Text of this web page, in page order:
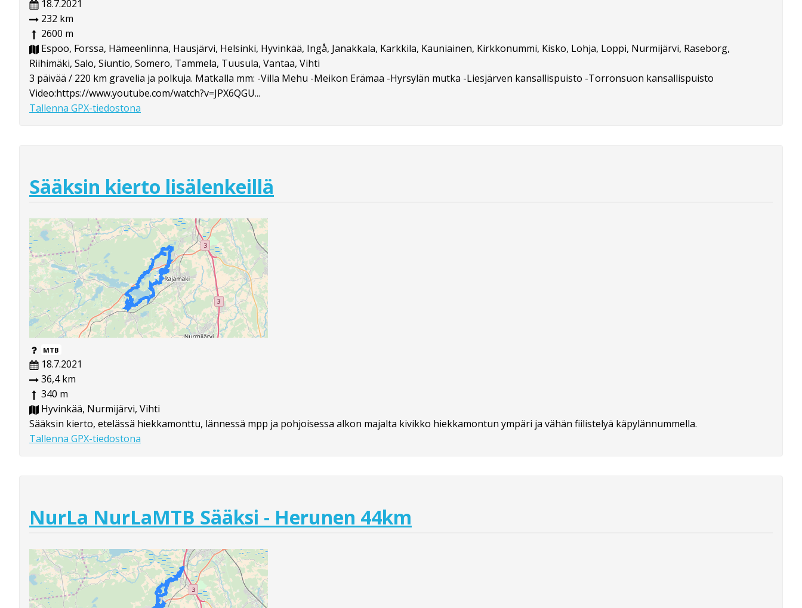
18.7.2021
232 km
2600 m
Espoo, Forssa, Hämeenlinna, Hausjärvi, Helsinki, Hyvinkää, Ingå, Janakkala, Karkkila, Kauniainen, Kirkkonummi, Kisko, Lohja, Loppi, Nurmijärvi, Raseborg,
Riihimäki, Salo, Siuntio, Somero, Tammela, Tuusula, Vantaa, Vihti
3 päivää / 220 km gravelia ja polkuja. Matkalla mm: -Villa Mehu -Meikon Erämaa -Hyrsylän mutka -Liesjärven kansallispuisto -Torronsuon kansallispuisto
Video:https://www.youtube.com/watch?v=JPX6QGU...
Tallenna GPX-tiedostona
Sääksin kierto lisälenkeillä
MTB
18.7.2021
36,4 km
340 m
Hyvinkää, Nurmijärvi, Vihti
Sääksin kierto, etelässä hiekkamonttu, lännessä mpp ja pohjoisessa alkon majalta kivikko hiekkamontun ympäri ja vähän fiilistelyä käpylännummella.
Tallenna GPX-tiedostona
NurLa NurLaMTB Sääksi - Herunen 44km